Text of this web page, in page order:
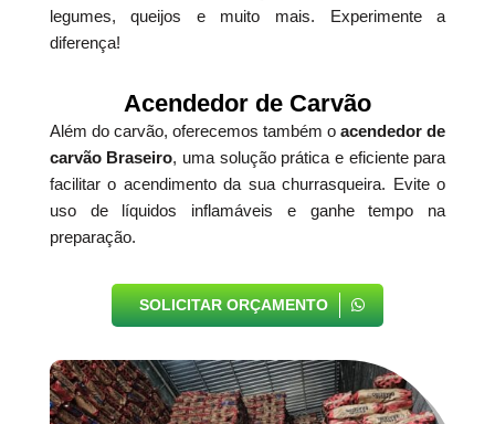
legumes, queijos e muito mais. Experimente a
diferença!
Acendedor de Carvão
Além do carvão, oferecemos também oacendedor de
carvão Braseiro, uma solução prática e eficiente para
facilitar o acendimento da sua churrasqueira. Evite o
uso de líquidos inflamáveis e ganhe tempo na
preparação.
SOLICITAR ORÇAMENTO